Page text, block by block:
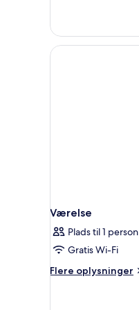
Værelse
Plads til 1 person
Gratis Wi-Fi
Flere oplysninger
Flere